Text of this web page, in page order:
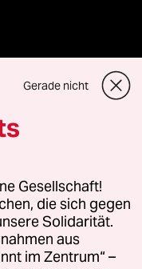
oder für Genehmigungen
Richtlinien
Gerade nicht
Gesellschaft!
die sich gegen
Solidarität.
aus
im Zentrum“ –